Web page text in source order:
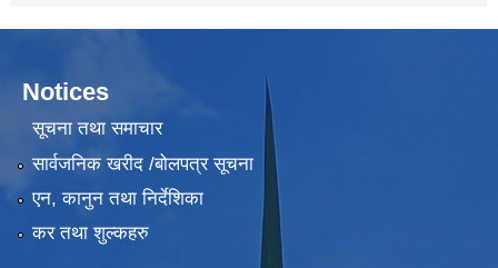
Notices
सूचना तथा समाचार
सार्वजनिक खरीद /बोलपत्र सूचना
एन, कानुन तथा निर्देशिका
कर तथा शुल्कहरु